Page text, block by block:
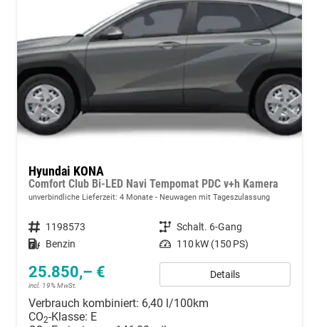
Hyundai KONA
Comfort Club Bi-LED Navi Tempomat PDC v+h Kamera
unverbindliche Lieferzeit: 4 Monate Neuwagen mit Tageszulassung
Fahrzeugnummer 1198573 Getriebe Schalt. 6-Gang
Kraftstoff Benzin Leistung 110 kW (150 PS)
25.850,– €
incl. 19% MwSt.
Details
Verbrauch kombiniert: 6,40 l/100km
CO2-Klasse: E